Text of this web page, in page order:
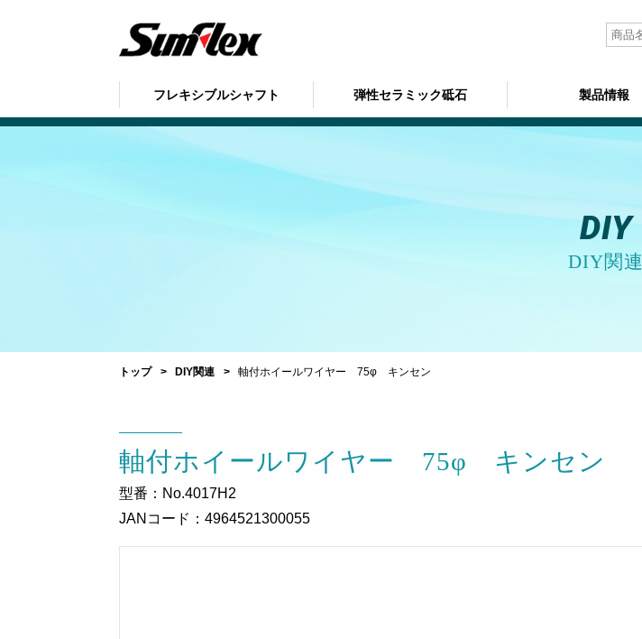
フレキシブルシャフト 弾性セラミック砥石 製品情報
DIY
DIY関連
トップ DIY関連 軸付ホイールワイヤー 75φ キンセン
軸付ホイールワイヤー 75φ キンセン
型番：No.4017H2
JANコード：4964521300055